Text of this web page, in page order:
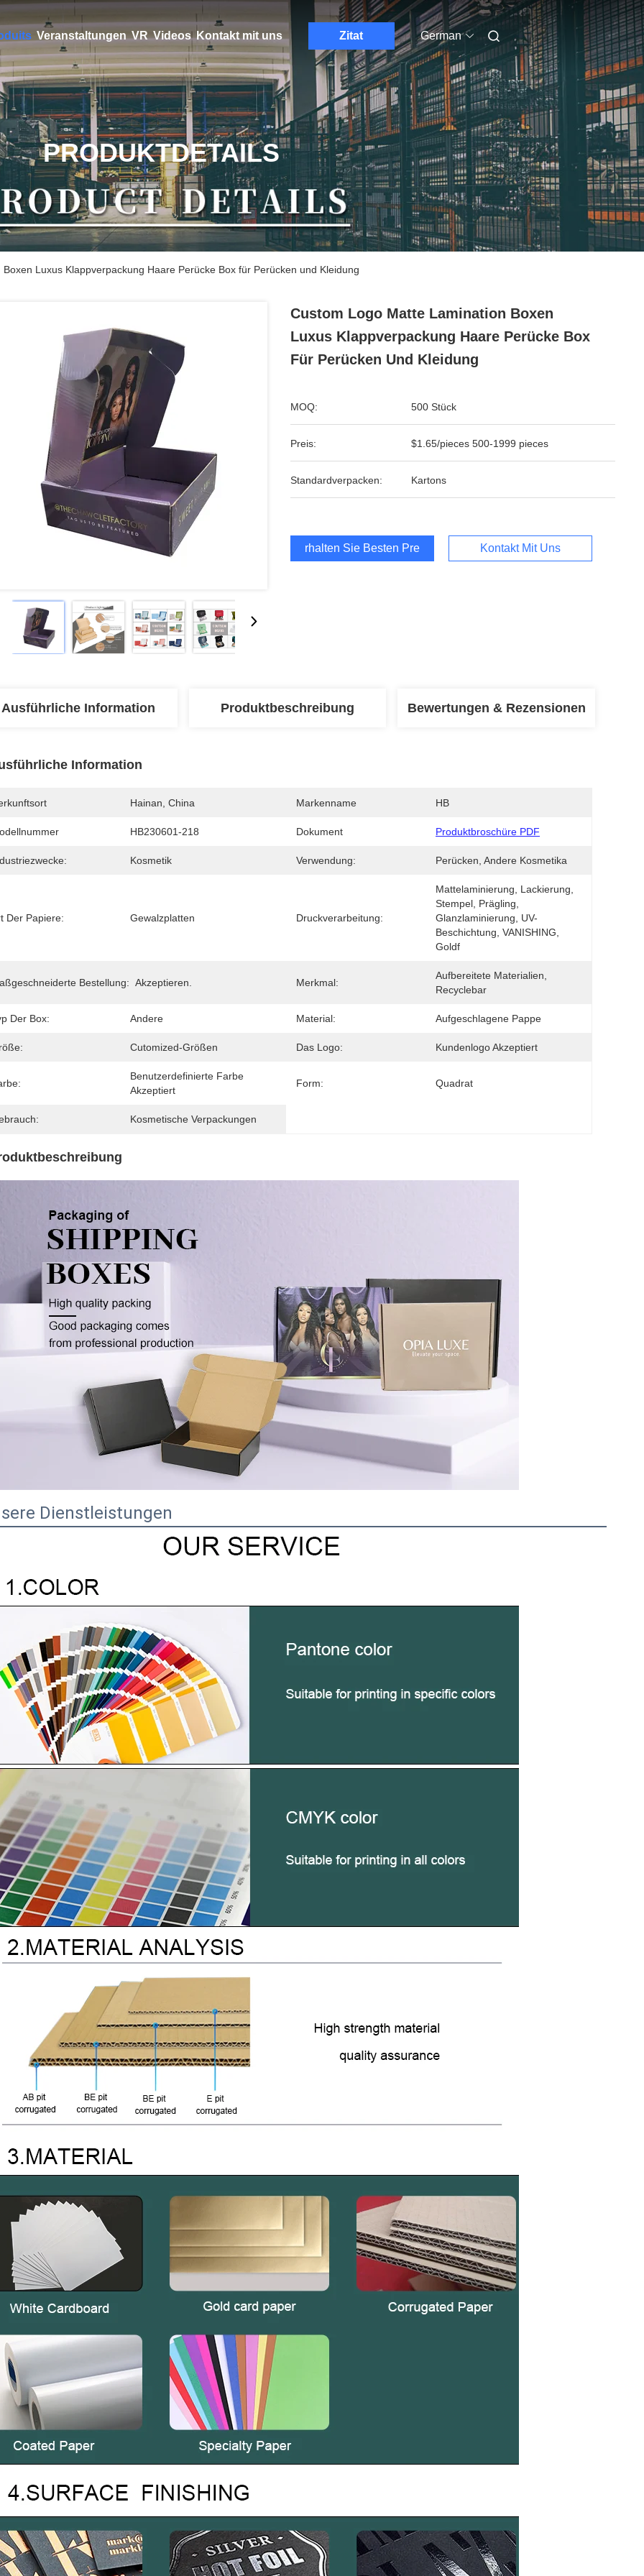
Veranstaltungen VR Videos Kontakt mit uns Zitat German
PRODUKTDETAILS
Luxus Klappverpackung Haare Perücke Box für Perücken und Kleidung
Custom Logo Matte Lamination Boxen
Luxus Klappverpackung Haare Perücke Box
Für Perücken Und Kleidung
MOQ: 500 Stück
Preis: $1.65/pieces 500-1999 pieces
Standardverpacken: Kartons
Erhalten Sie Besten Preis Kontakt Mit Uns
Ausführliche Information Produktbeschreibung Bewertungen & Rezensionen
Information
Hainan, China Markenname HB
HB230601-218 Dokument Produktbroschüre PDF
Kosmetik Verwendung: Perücken, Andere Kosmetika
Der Papiere: Gewalzplatten Druckverarbeitung:
Mattelaminierung, Lackierung,
Stempel, Prägling,
Glanzlaminierung, UV-
Beschichtung, VANISHING,
Goldf
Bestellung: Akzeptieren. Merkmal:
Aufbereitete Materialien,
Recyclebar
Der Box: Andere Material: Aufgeschlagene Pappe
Cutomized-Größen Das Logo: Kundenlogo Akzeptiert
Benutzerdefinierte Farbe
Akzeptiert
Form: Quadrat
Kosmetische Verpackungen
Dienstleistungen